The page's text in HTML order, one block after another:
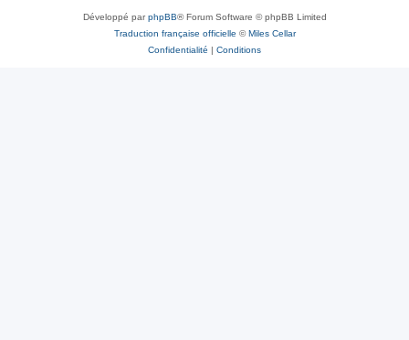
Développé parphpBB® Forum Software © phpBB Limited
Traduction française officielle ©Miles Cellar
Confidentialité | Conditions